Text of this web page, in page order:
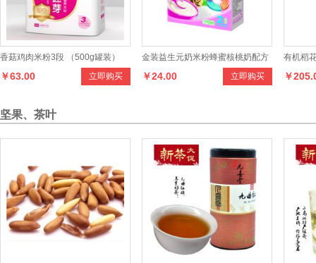
香菇鸡肉米粉3段 （500g罐装）
立即购买
￥63.00
金装益生元奶米粉蜂蜜核桃奶配方
2段 立即购买
￥24.00
有机稻
￥
坚果、茶叶